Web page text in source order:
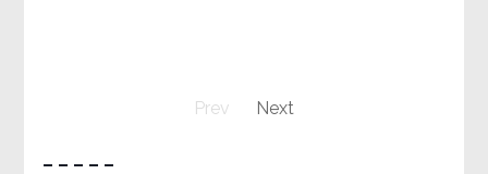
Prev Next
– – – – –